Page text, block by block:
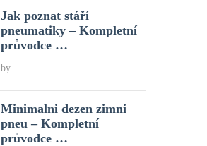
Jak poznat stáří
pneumatiky – Kompletní
průvodce …
by
Minimalni dezen zimni
pneu – Kompletní
průvodce …